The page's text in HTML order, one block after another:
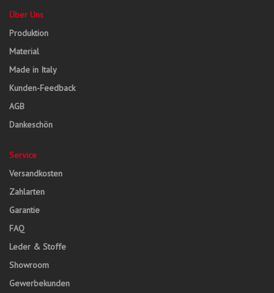
Über Uns
Produktion
Material
Made in Italy
Kunden-Feedback
AGB
Dankeschön
Service
Versandkosten
Zahlarten
Garantie
FAQ
Leder & Stoffe
Showroom
Gewerbekunden